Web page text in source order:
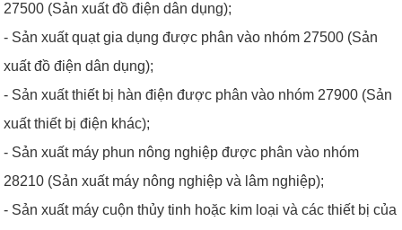
27500 (Sản xuất đồ điện dân dụng);
- Sản xuất quạt gia dụng được phân vào nhóm 27500 (Sản
xuất đồ điện dân dụng);
- Sản xuất thiết bị hàn điện được phân vào nhóm 27900 (Sản
xuất thiết bị điện khác);
- Sản xuất máy phun nông nghiệp được phân vào nhóm
28210 (Sản xuất máy nông nghiệp và lâm nghiệp);
- Sản xuất máy cuộn thủy tinh hoặc kim loại và các thiết bị của